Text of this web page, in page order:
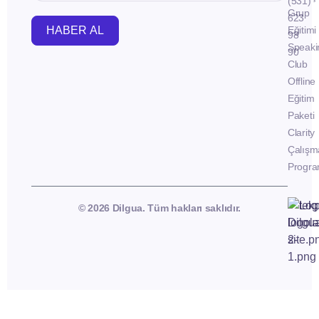
HABER AL
Grup
Eğitimi
Club
Offline
Eğitim
Paketi
Clarity
623
98
90
© 2026 Dilgua. Tüm hakları saklıdır.